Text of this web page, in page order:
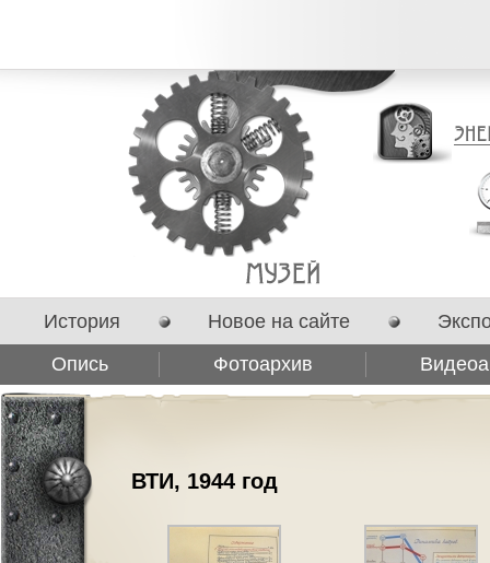
История Новое на сайте
Опись
Фотоархив
Сотрудничество
ВТИ, 1944 год